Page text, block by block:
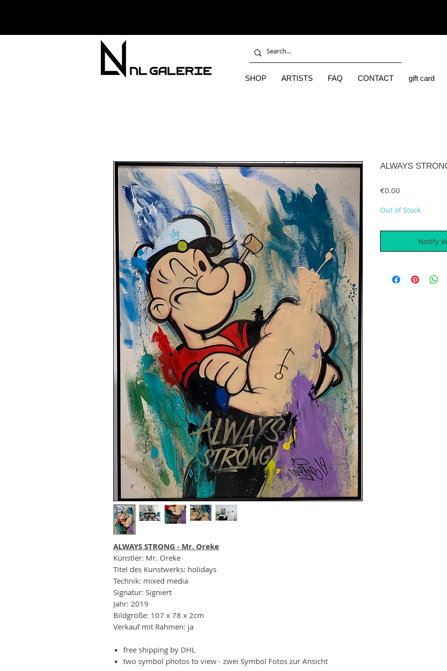
SHOP ARTISTS FAQ CONTACT gift card
ALWAYS STRONG - Mr. Oreke
Künstler: Mr. Oreke
Titel des Kunstwerks: holidays
Technik: mixed media
Signatur: Signiert
Jahr: 2019
Bildgröße: 107 x 78 x 2cm
Verkauf mit Rahmen: ja
free shipping by DHL
two symbol photos to view - zwei Symbol Fotos zur Ansicht
ALWAYS
€0.00
Out of Stock
Notify